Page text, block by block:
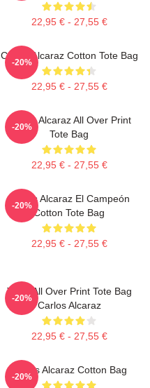
22,95 € - 27,55 €
Carlos Alcaraz Cotton Tote Bag
22,95 € - 27,55 €
-20%
Carlos Alcaraz All Over Print
Tote Bag
22,95 € - 27,55 €
-20%
Carlos Alcaraz El Campeón
Cotton Tote Bag
22,95 € - 27,55 €
-20%
Tenis All Over Print Tote Bag
Carlos Alcaraz
22,95 € - 27,55 €
-20%
Carlos Alcaraz Cotton Bag
-20%